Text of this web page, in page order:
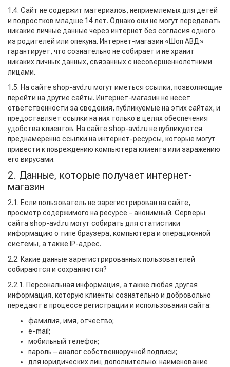
1.4. Сайт не содержит материалов, неприемлемых для детей
и подростков младше 14 лет. Однако они не могут передавать
никакие личные данные через интернет без согласия одного
из родителей или опекуна. Интернет-магазин «Шоп АВД»
гарантирует, что сознательно не собирает и не хранит
никаких личных данных, связанных с несовершеннолетними
лицами.
1.5. На сайте shop-avd.ru могут иметься ссылки, позволяющие
перейти на другие сайты. Интернет-магазин не несет
ответственности за сведения, публикуемые на этих сайтах, и
предоставляет ссылки на них только в целях обеспечения
удобства клиентов. На сайте shop-avd.ru не публикуются
преднамеренно ссылки на интернет-ресурсы, которые могут
привести к повреждению компьютера клиента или заражению
его вирусами.
2. Данные, которые получает интернет-
магазин
2.1. Если пользователь не зарегистрирован на сайте,
просмотр содержимого на ресурсе – анонимный. Серверы
сайта shop-avd.ru могут собирать для статистики
информацию о типе браузера, компьютера и операционной
системы, а также IP-адрес.
2.2. Какие данные зарегистрированных пользователей
собираются и сохраняются?
2.2.1. Персональная информация, а также любая другая
информация, которую клиенты сознательно и добровольно
передают в процессе регистрации и использования сайта:
фамилия, имя, отчество;
e-mail;
мобильный телефон;
пароль – аналог собственноручной подписи;
для юридических лиц дополнительно: наименование